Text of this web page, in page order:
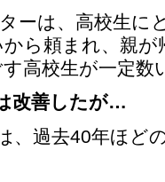
ーは、高校生に
ら頼まれ、親
高校生が一定数
改善したが…
、過去40年ほど